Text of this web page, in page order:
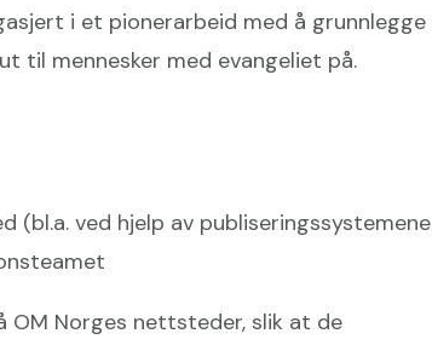
i et pionerarbeid med å grunnlegge
til mennesker med evangeliet på.
(bl.a. ved hjelp av publiseringssystemene
OM Norges nettsteder, slik at de